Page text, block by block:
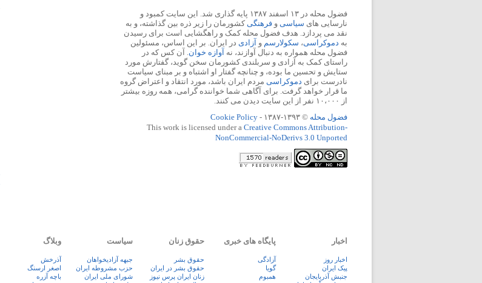
فضول محله در ۱۳ اسفند ۱۳۸۷ پایه گذاری شد. این سایت کمبود و
نارسایی های سیاسی و فرهنگیکشورمان را زیر ذره بین گذاشته، و به
نقد می پردازد. هدف فضول محله کمک و راهگشایی است برای رسیدن
به دموکراسی، سکولارسم و آزادی در ایران. بر این اساس، مسئولین
فضول محله همواره به دنبال آوازند، نه آوازه خوان. آن کس که در
راستای کمک به آزادی و سربلندی کشورمان سخن گوید، گفتارش مورد
ستایش و تحسین ما بوده، و چنانچه گفتار او اشتباه و بر مبنای سیاست
نادرست برای دموکراسی مردم ایران باشد، مورد انتقاد و اعتراض گروه
ما قرار خواهد گرفت. برای آگاهی شما خواننده گرامی، همه روزه بیشتر
از ۱۰،۰۰۰ نفر از این سایت دیدن می کنند.
فضول محله © ۱۳۹۳-۱۳۸۷ -
Cookie Policy
This work is licensed under a Creative Commons Attribution-
NonCommercial-NoDerivs 3.0 Unported
اخبار
اخبار روز
پيک ايران
جنبش آذربایجان
پایگاه های خبری
آزادگی
گویا
همبوم
حقوق زنان
حقوق بشر
حقوق بشر در ایران
زنان ايران پرس نيوز
سیاست
جبهه آزادیخواهان
حزب مشروطه ایران
شورای ملی ایران
وبلاگ
آذرخش
اصغر ارسنگ
باچه آزره